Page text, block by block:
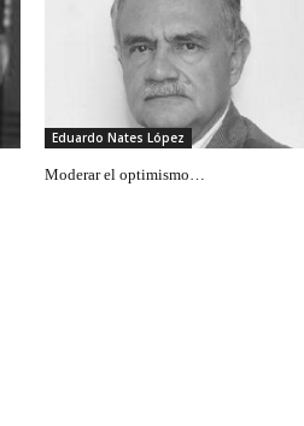
Eduardo Nates López
Moderar el optimismo…